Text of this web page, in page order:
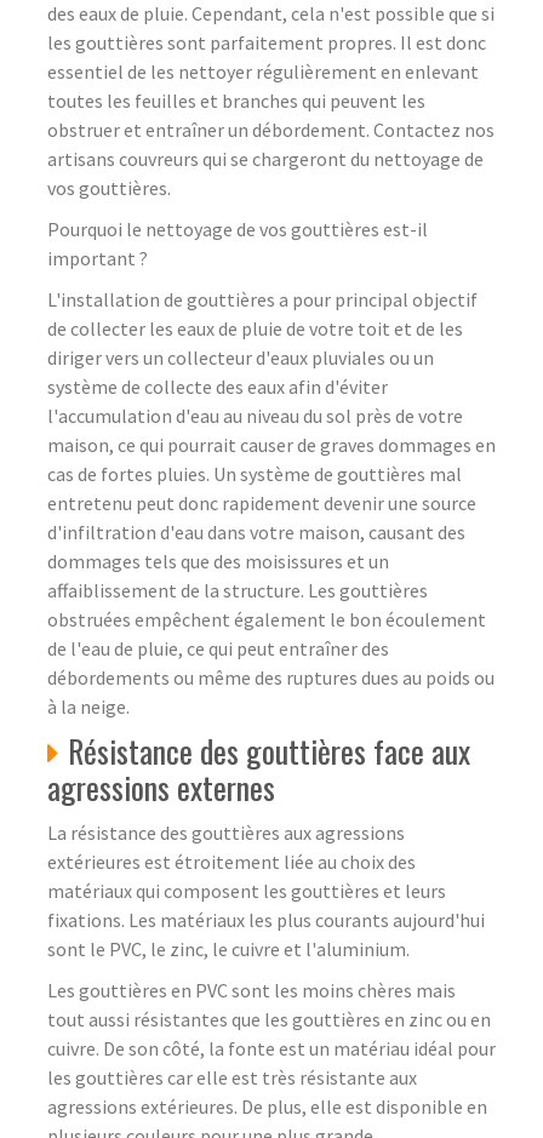
des eaux de pluie. Cependant, cela n'est possible que si
les gouttières sont parfaitement propres. Il est donc
essentiel de les nettoyer régulièrement en enlevant
toutes les feuilles et branches qui peuvent les
obstruer et entraîner un débordement. Contactez nos
artisans couvreurs qui se chargeront du nettoyage de
vos gouttières.
Pourquoi le nettoyage de vos gouttières est-il
important ?
L'installation de gouttières a pour principal objectif
de collecter les eaux de pluie de votre toit et de les
diriger vers un collecteur d'eaux pluviales ou un
système de collecte des eaux afin d'éviter
l'accumulation d'eau au niveau du sol près de votre
maison, ce qui pourrait causer de graves dommages en
cas de fortes pluies. Un système de gouttières mal
entretenu peut donc rapidement devenir une source
d'infiltration d'eau dans votre maison, causant des
dommages tels que des moisissures et un
affaiblissement de la structure. Les gouttières
obstruées empêchent également le bon écoulement
de l'eau de pluie, ce qui peut entraîner des
débordements ou même des ruptures dues au poids ou
à la neige.
Résistance des gouttières face aux
agressions externes
La résistance des gouttières aux agressions
extérieures est étroitement liée au choix des
matériaux qui composent les gouttières et leurs
fixations. Les matériaux les plus courants aujourd'hui
sont le PVC, le zinc, le cuivre et l'aluminium.
Les gouttières en PVC sont les moins chères mais
tout aussi résistantes que les gouttières en zinc ou en
cuivre. De son côté, la fonte est un matériau idéal pour
les gouttières car elle est très résistante aux
agressions extérieures. De plus, elle est disponible en